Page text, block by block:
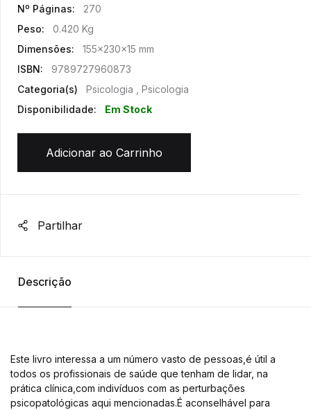
Nº Páginas:
270
Peso:
0.420 Kg
Dimensões:
155x230x15 mm
ISBN:
9789727960873
Categoria(s)
Psicologia , Psicologia
Disponibilidade:
Em Stock
Adicionar ao Carrinho
Partilhar
Descrição
Este livro interessa a um número vasto de pessoas,é útil a
todos os profissionais de saúde que tenham de lidar, na
prática clínica,com indivíduos com as perturbações
psicopatológicas aqui mencionadas.É aconselhável para